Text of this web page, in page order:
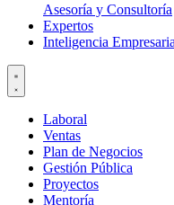
Asesoría y Consultoría
Expertos
Inteligencia
Laboral
Ventas
Plan de Negocios
Gestión Pública
Proyectos
Mentoría